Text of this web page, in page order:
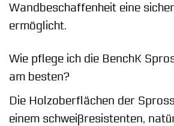
Wandbeschaffenheit eine
ermöglicht.
Wie pflege ich die BenchK
am besten?
Die Holzoberflächen der
einem schweißresistenten,